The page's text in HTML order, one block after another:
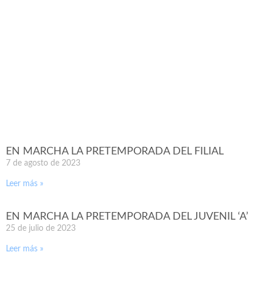
EN MARCHA LA PRETEMPORADA DEL FILIAL
7 de agosto de 2023
Leer más »
EN MARCHA LA PRETEMPORADA DEL JUVENIL ‘A’
25 de julio de 2023
Leer más »